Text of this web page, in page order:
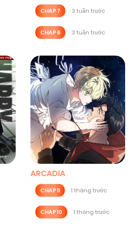
CHAP 7 3 tuần trước
CHAP 6 3 tuần trước
ARCADIA
CHAP 11 1 tháng trước
CHAP 10 1 tháng trước